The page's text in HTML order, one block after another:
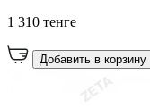
1 310 тенге
Добавить в корзину